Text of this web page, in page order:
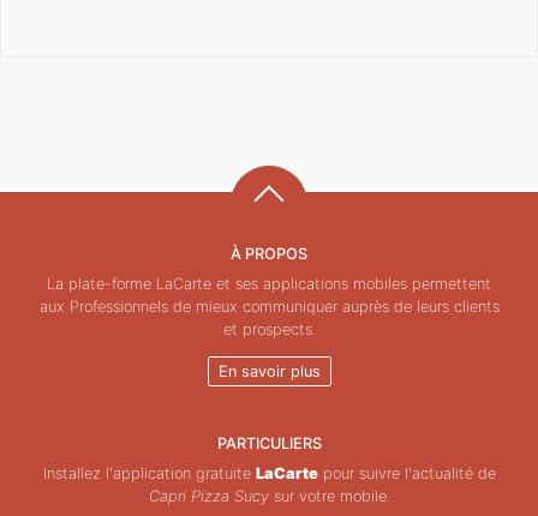
À PROPOS
La plate-forme LaCarte et ses applications mobiles permettent
aux Professionnels de mieux communiquer auprès de leurs clients
et prospects.
En savoir plus
PARTICULIERS
Installez l'application gratuite LaCartepour suivre l'actualité de
Capri Pizza Sucysur votre mobile.